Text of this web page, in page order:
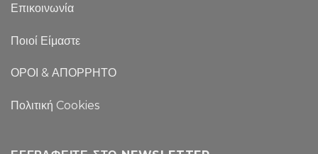
Επικοινωνία
Ποιοί Είμαστε
ΟΡΟΙ & ΑΠΟΡΡΗΤΟ
Πολιτική Cookies